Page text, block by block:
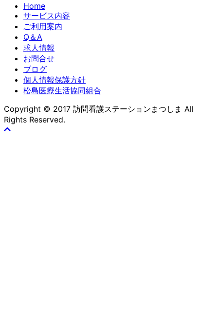
Home
サービス内容
ご利用案内
Q＆A
求人情報
お問合せ
ブログ
個人情報保護方針
松島医療生活協同組合
Copyright © 2017 訪問看護ステーションまつしま All
Rights Reserved.